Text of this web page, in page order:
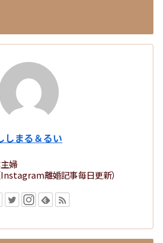
しまる＆るい
婦
離婚記事毎日更新）